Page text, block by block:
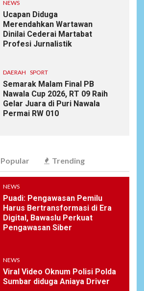
NEWS
Ucapan Diduga
Merendahkan Wartawan
Dinilai Cederai Martabat
Profesi Jurnalistik
DAERAH SPORT
Semarak Malam Final PB
Nawala Cup 2026, RT 09 Raih
Gelar Juara di Puri Nawala
Permai RW 010
Popular Trending
NEWS
Puadi: Pengawasan Pemilu
Harus Bertransformasi di Era
Digital, Bawaslu Perkuat
Pengawasan Siber
NEWS
Viral Video Oknum Polisi Polda
Sumbar diduga Aniaya Driver